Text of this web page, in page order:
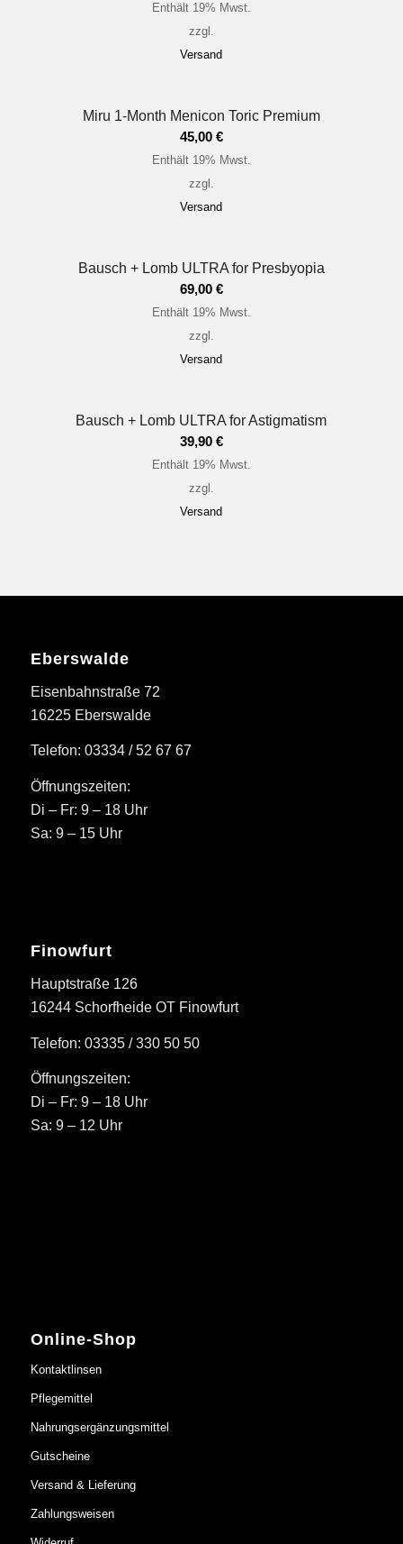
Enthält 19% Mwst.
zzgl.
Versand
Miru 1-Month Menicon Toric Premium
45,00 €
Enthält 19% Mwst.
zzgl.
Versand
Bausch + Lomb ULTRA for Presbyopia
69,00 €
Enthält 19% Mwst.
zzgl.
Versand
Bausch + Lomb ULTRA for Astigmatism
39,90 €
Enthält 19% Mwst.
zzgl.
Versand
Eberswalde
Eisenbahnstraße 72
16225 Eberswalde
Telefon: 03334 / 52 67 67
Öffnungszeiten:
Di – Fr: 9 – 18 Uhr
Sa: 9 – 15 Uhr
Finowfurt
Hauptstraße 126
16244 Schorfheide OT Finowfurt
Telefon: 03335 / 330 50 50
Öffnungszeiten:
Di – Fr: 9 – 18 Uhr
Sa: 9 – 12 Uhr
Online-Shop
Kontaktlinsen
Pflegemittel
Nahrungsergänzungsmittel
Gutscheine
Versand & Lieferung
Zahlungsweisen